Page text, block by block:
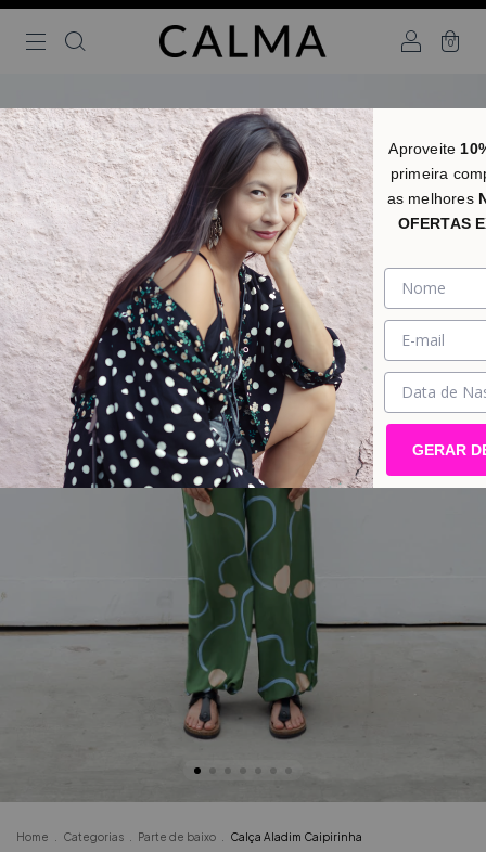
0
Home Categorias Parte de baixo Calça Aladim Caipirinha
Aproveite
primeira
as melhores
OFERTAS
GERAR